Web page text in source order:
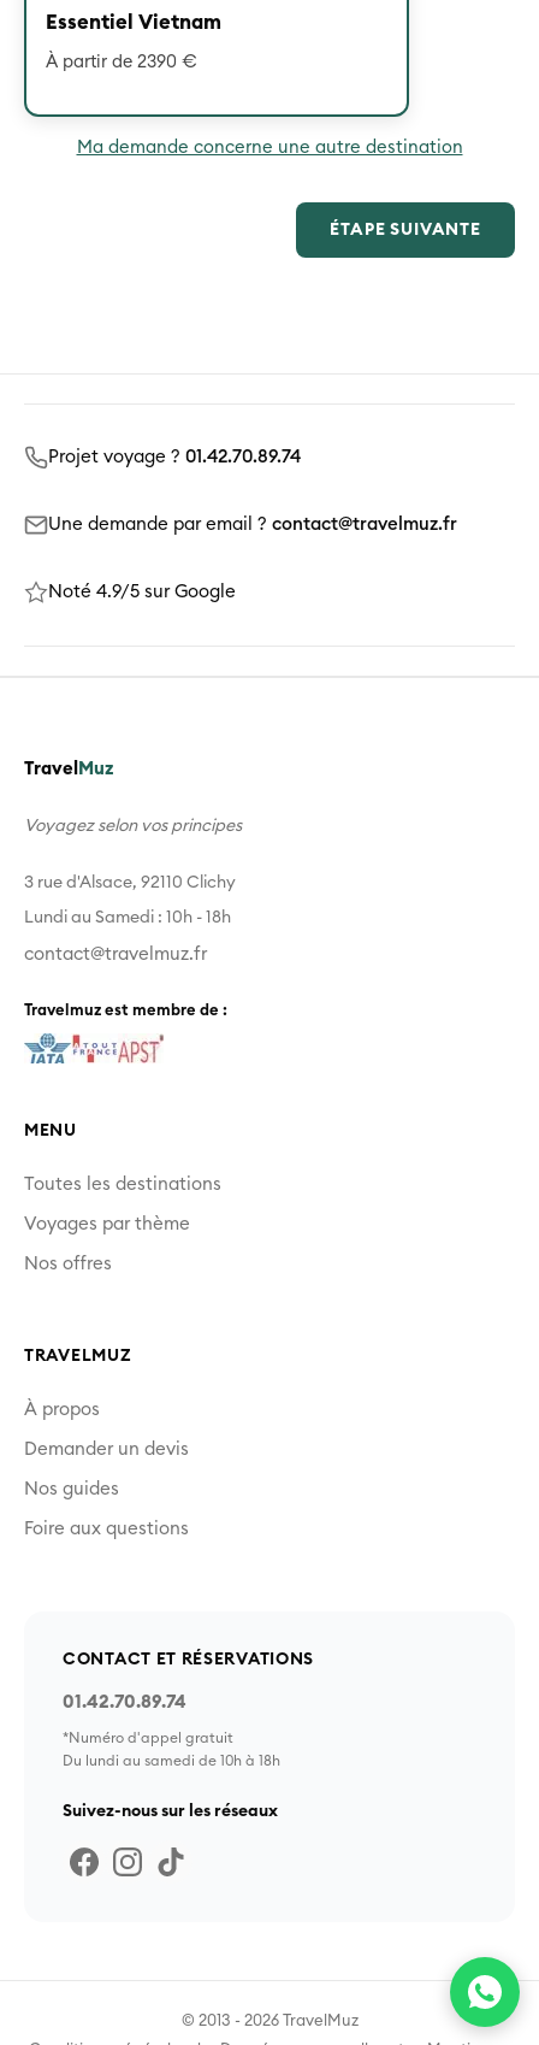
Essentiel Vietnam
À partir de 2390 €
Ma demande concerne une autre destination
ÉTAPE SUIVANTE
Projet voyage ? 01.42.70.89.74
Une demande par email ? contact@travelmuz.fr
Noté 4.9/5 sur Google
Travel Muz
Voyagez selon vos principes
3 rue d'Alsace, 92110 Clichy
Lundi au Samedi : 10h - 18h
contact@travelmuz.fr
Travelmuz est membre de :
MENU
Toutes les destinations
Voyages par thème
Nos offres
TRAVELMUZ
À propos
Demander un devis
Nos guides
Foire aux questions
CONTACT ET RÉSERVATIONS
01.42.70.89.74
*Numéro d'appel gratuit
Du lundi au samedi de 10h à 18h
Suivez-nous sur les réseaux
© 2013 - 2026 TravelMuz